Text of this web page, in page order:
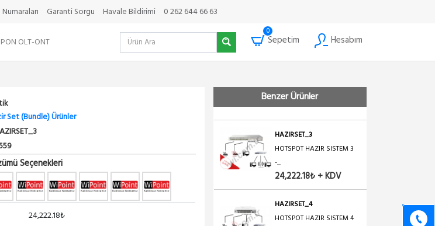
Garanti Sorgu Havale Bildirimi 0 262 644 66 63
PON OLT-ONT
0
Sepetim Hesabım
Set (Bundle) Ürünler
Seçenekleri
24,222.18₺
Benzer Ürünler
17,479.92₺ + KDV
9,988.53₺ + KDV
HAZIRSET_3
HOTSPOT HAZIR SISTEM 3
-...
24,222.18₺ + KDV
HAZIRSET_4
HOTSPOT HAZIR SISTEM 4